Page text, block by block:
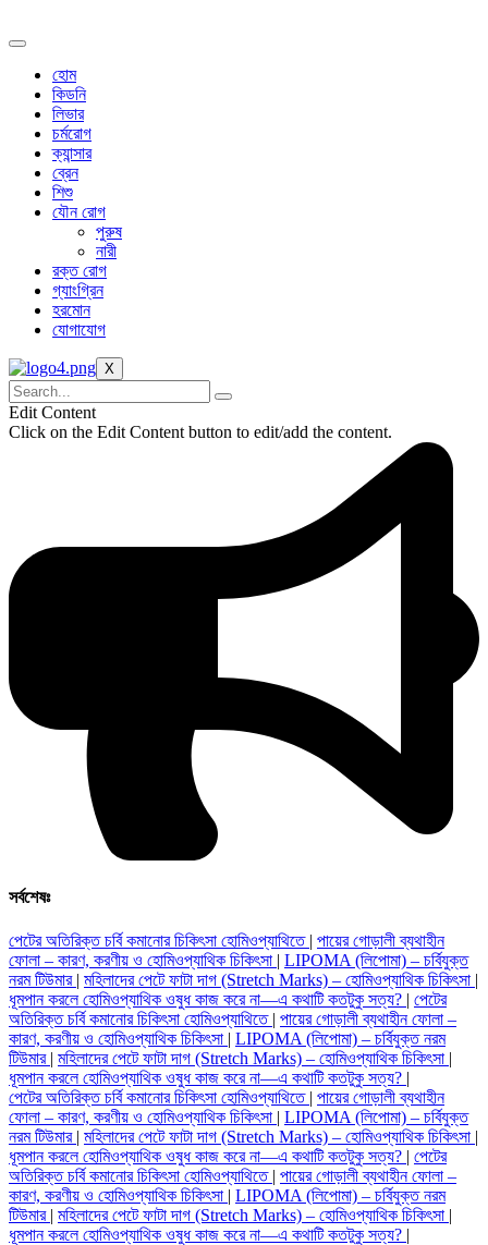
to
হোম
কিডনি
লিভার
চর্মরোগ
ক্যান্সার
ব্রেন
শিশু
যৌন রোগ
পুরুষ
নারী
রক্ত রোগ
গ্যাংগ্রিন
হরমোন
যোগাযোগ
X
Edit Content
Click on the Edit Content button to edit/add the content.
সর্বশেষঃ
পেটের অতিরিক্ত চর্বি কমানোর চিকিৎসা হোমিওপ্যাথিতে | পায়ের গোড়ালী ব্যথাহীন
ফোলা – কারণ, করণীয় ও হোমিওপ্যাথিক চিকিৎসা | LIPOMA (লিপোমা) – চর্বিযুক্ত
নরম টিউমার | মহিলাদের পেটে ফাটা দাগ (Stretch Marks) – হোমিওপ্যাথিক চিকিৎসা |
ধূমপান করলে হোমিওপ্যাথিক ওষুধ কাজ করে না—এ কথাটি কতটুকু সত্য? | পেটের
অতিরিক্ত চর্বি কমানোর চিকিৎসা হোমিওপ্যাথিতে | পায়ের গোড়ালী ব্যথাহীন ফোলা –
কারণ, করণীয় ও হোমিওপ্যাথিক চিকিৎসা | LIPOMA (লিপোমা) – চর্বিযুক্ত নরম
টিউমার | মহিলাদের পেটে ফাটা দাগ (Stretch Marks) – হোমিওপ্যাথিক চিকিৎসা |
ধূমপান করলে হোমিওপ্যাথিক ওষুধ কাজ করে না—এ কথাটি কতটুকু সত্য? |
পেটের অতিরিক্ত চর্বি কমানোর চিকিৎসা হোমিওপ্যাথিতে | পায়ের গোড়ালী ব্যথাহীন
ফোলা – কারণ, করণীয় ও হোমিওপ্যাথিক চিকিৎসা | LIPOMA (লিপোমা) – চর্বিযুক্ত
নরম টিউমার | মহিলাদের পেটে ফাটা দাগ (Stretch Marks) – হোমিওপ্যাথিক চিকিৎসা |
ধূমপান করলে হোমিওপ্যাথিক ওষুধ কাজ করে না—এ কথাটি কতটুকু সত্য? | পেটের
অতিরিক্ত চর্বি কমানোর চিকিৎসা হোমিওপ্যাথিতে | পায়ের গোড়ালী ব্যথাহীন ফোলা –
কারণ, করণীয় ও হোমিওপ্যাথিক চিকিৎসা | LIPOMA (লিপোমা) – চর্বিযুক্ত নরম
টিউমার | মহিলাদের পেটে ফাটা দাগ (Stretch Marks) – হোমিওপ্যাথিক চিকিৎসা |
ধূমপান করলে হোমিওপ্যাথিক ওষুধ কাজ করে না—এ কথাটি কতটুকু সত্য? |